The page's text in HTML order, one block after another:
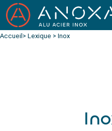
FERMETURE ESTIVALE
Accueil > Lexique > Inox